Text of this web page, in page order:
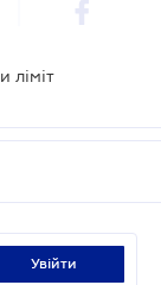
ліміт
увійти